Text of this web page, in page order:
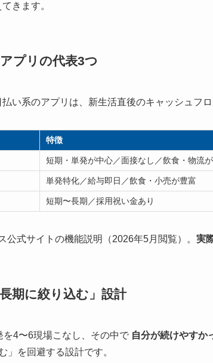
きます。
プリの代表3つ
い系のアプリは、新生活直後のキャッシュフ
特徴
短期・単発が中心／面接なし／飲食・物流
単発特化／給与即日／飲食・小売が豊富
短期〜長期／採用祝い金あり
公式サイトの機能説明（2026年5月閲覧）。 実
長期に絞り込む」設計
を4〜6現場こなし、その中で 自分が続けやすか
」を回避する設計です。